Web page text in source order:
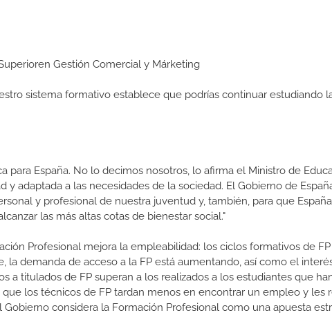
Gestión Comercial y Márketing
sistema formativo establece que podrías continuar estudiando
para España. No lo decimos nosotros, lo afirma el Ministro de
y adaptada a las necesidades de la sociedad. El Gobierno de
y profesional de nuestra juventud y, también, para que
las más altas cotas de bienestar social."
Profesional mejora la empleabilidad: los ciclos formativos de
la demanda de acceso a la FP está aumentando, así como el
a titulados de FP superan a los realizados a los estudiantes que
los técnicos de FP tardan menos en encontrar un empleo y les
considera la Formación Profesional como una apuesta